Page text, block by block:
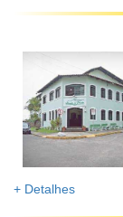
+ Detalhes